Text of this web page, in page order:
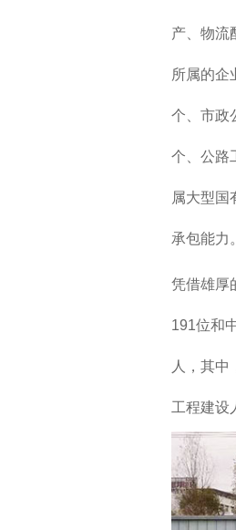
产、物流
所属的企
个、市政
个、公路
属大型国
承包能力
凭借雄厚
191位和
人，其
工程建设